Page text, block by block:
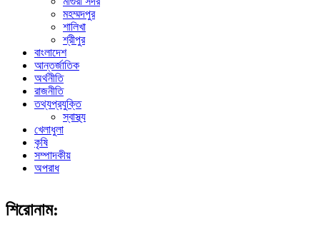
মহম্মদপুর
শালিখা
শ্রীপুর
বাংলাদেশ
আন্তর্জাতিক
অর্থনীতি
রাজনীতি
তথ্যপ্রযুক্তি
স্বাস্থ্য
খেলাধুলা
কৃষি
সম্পাদকীয়
অপরাধ
শিরোনাম: